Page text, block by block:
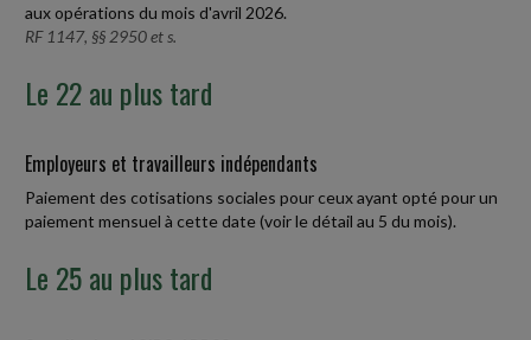
aux opérations du mois d'avril 2026.
RF 1147, §§ 2950 et s.
Le 22 au plus tard
Employeurs et travailleurs indépendants
Paiement des cotisations sociales pour ceux ayant opté pour un
paiement mensuel à cette date (voir le détail au 5 du mois).
Le 25 au plus tard